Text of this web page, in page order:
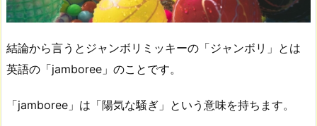
結論から言うとジャンボリミッキーの「ジャンボリ」とは
英語の「jamboree」のことです。
「jamboree」は「陽気な騒ぎ」という意味を持ちます。